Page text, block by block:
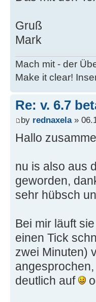
Gruß
Mark
Mach mit - der
Make it clear!
Re: v. 6.7
by rednaxela»
Hallo
nu is also aus
geworden,
sehr hübsch
Bei mir läuft
einen Tick
zwei Minuten)
deutlich auf